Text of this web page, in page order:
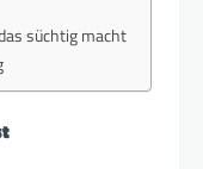
süchtig macht